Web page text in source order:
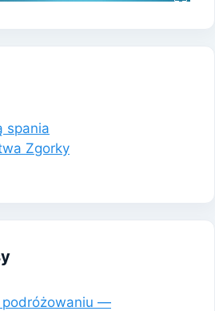
spania
Zgorky
podróżowaniu —